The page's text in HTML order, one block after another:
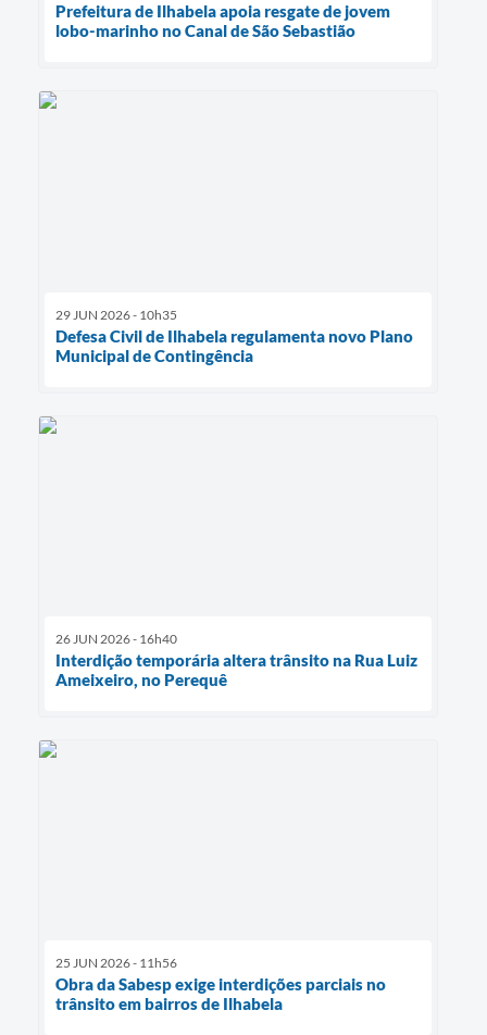
Prefeitura de Ilhabela apoia resgate de jovem
lobo-marinho no Canal de São Sebastião
29 JUN 2026 - 10h35
Defesa Civil de Ilhabela regulamenta novo Plano
Municipal de Contingência
26 JUN 2026 - 16h40
Interdição temporária altera trânsito na Rua Luiz
Ameixeiro, no Perequê
25 JUN 2026 - 11h56
Obra da Sabesp exige interdições parciais no
trânsito em bairros de Ilhabela